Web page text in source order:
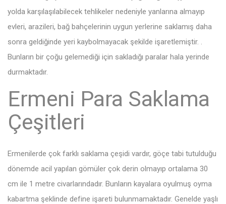
yolda karşılaşılabilecek tehlikeler nedeniyle yanlarına almayıp
evleri, arazileri, bağ bahçelerinin uygun yerlerine saklamış daha
sonra geldiğinde yeri kaybolmayacak şekilde işaretlemiştir. .
Bunların bir çoğu gelemediği için sakladığı paralar hala yerinde
durmaktadır.
Ermeni Para Saklama
Çeşitleri
Ermenilerde çok farklı saklama çeşidi vardır, göçe tabi tutulduğu
dönemde acil yapılan gömüler çok derin olmayıp ortalama 30
cm ile 1 metre civarlarındadır. Bunların kayalara oyulmuş oyma
kabartma şeklinde define işareti bulunmamaktadır. Genelde yaşlı